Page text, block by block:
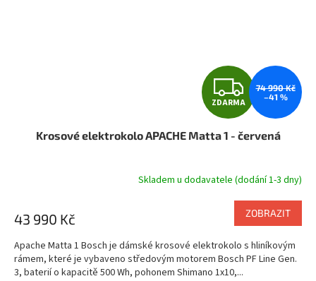
Z
D
A
R
M
A
ZDARMA
74 990 Kč
–41 %
Krosové elektrokolo APACHE Matta 1 - červená
Skladem u dodavatele (dodání 1-3 dny)
43 990 Kč ZOBRAZIT
Apache Matta 1 Bosch je dámské krosové elektrokolo s hliníkovým
rámem, které je vybaveno středovým motorem Bosch PF Line Gen.
3, baterií o kapacitě 500 Wh, pohonem Shimano 1x10,...